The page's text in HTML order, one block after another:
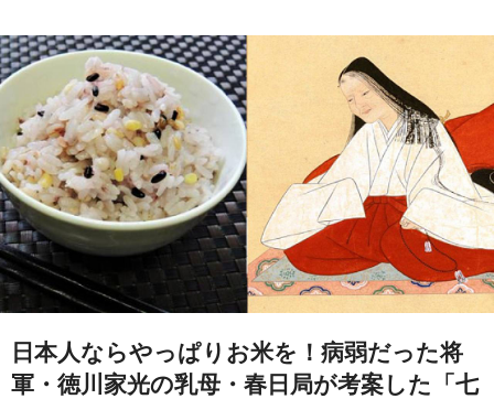
日本人ならやっぱりお米を！病弱だった将
軍・徳川家光の乳母・春日局が考案した「七